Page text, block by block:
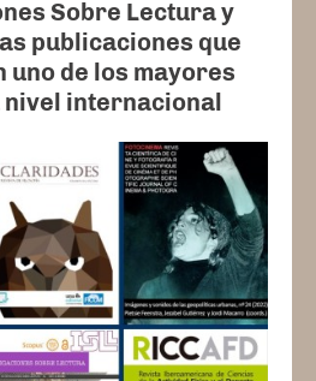
Sobre Lectura y
publicaciones que
uno de los mayores
internacional